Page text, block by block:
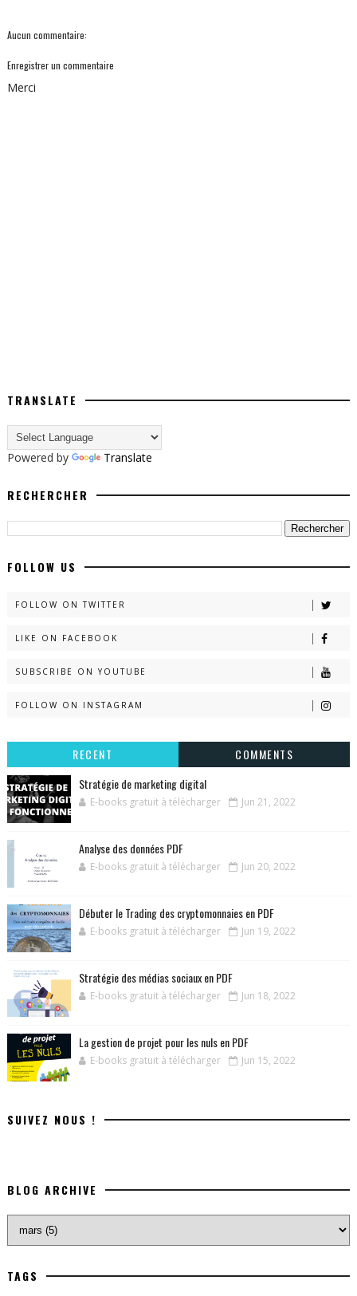
Aucun commentaire:
Enregistrer un commentaire
Merci
TRANSLATE
Powered by Translate
RECHERCHER
FOLLOW US
FOLLOW ON TWITTER
LIKE ON FACEBOOK
SUBSCRIBE ON YOUTUBE
FOLLOW ON INSTAGRAM
RECENT
COMMENTS
Stratégie de marketing digital
E-books gratuit à télécharger Jun 21, 2022
Analyse des données PDF
E-books gratuit à télécharger Jun 20, 2022
Débuter le Trading des cryptomonnaies en PDF
E-books gratuit à télécharger Jun 19, 2022
Stratégie des médias sociaux en PDF
E-books gratuit à télécharger Jun 18, 2022
La gestion de projet pour les nuls en PDF
E-books gratuit à télécharger Jun 15, 2022
SUIVEZ NOUS !
BLOG ARCHIVE
TAGS